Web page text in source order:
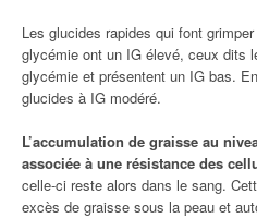
Les glucides rapides qui font
glycémie ont un IG élevé, ceux dits
glycémie et présentent un IG bas.
glucides à IG modéré.
L’accumulation de graisse au
associée à une résistance des
celle-ci reste alors dans le sang.
excès de graisse sous la peau et